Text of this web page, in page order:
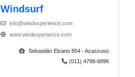
Windsurf
info@windexperience.com
www.windexperience.com
Sebastián Elcano 854 - Acassuso
(011) 4798-6896